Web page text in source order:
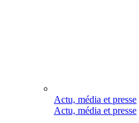
Actu, média et presse
Actu, média et presse